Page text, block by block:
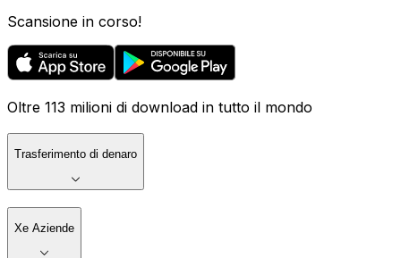
Scansione in corso!
Oltre 113 milioni di download in tutto il mondo
Trasferimento di denaro
Xe Aziende